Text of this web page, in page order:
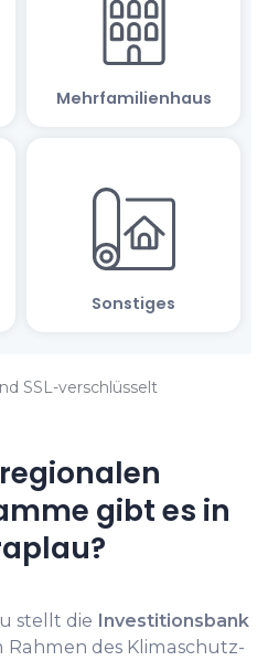
SSL-verschlüsselt
gibt es in
stellt die Investitionsbank
Rahmen des Klimaschutz-